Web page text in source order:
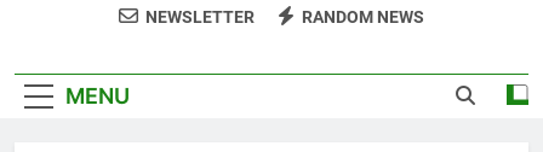
NEWSLETTER RANDOM NEWS
MENU